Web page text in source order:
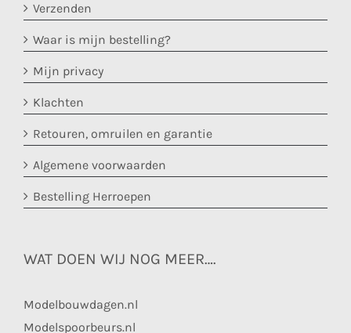
Verzenden
Waar is mijn bestelling?
Mijn privacy
Klachten
Retouren, omruilen en garantie
Algemene voorwaarden
Bestelling Herroepen
WAT DOEN WIJ NOG MEER….
Modelbouwdagen.nl
Modelspoorbeurs.nl